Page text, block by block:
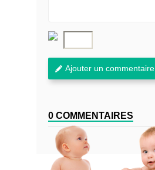
Ajouter un commentaire
0 COMMENTAIRES